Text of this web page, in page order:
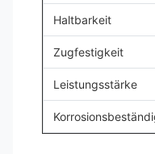
Haltbarkeit
Zugfestigkeit
Leistungsstärke